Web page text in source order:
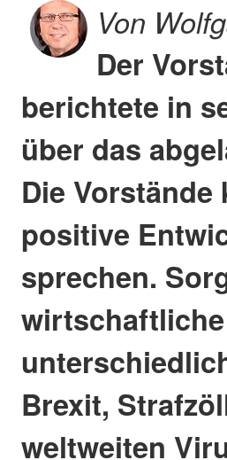
Von
Der
berichtete in
über das
Die
positive
sprechen.
Brexit,
weltweiten